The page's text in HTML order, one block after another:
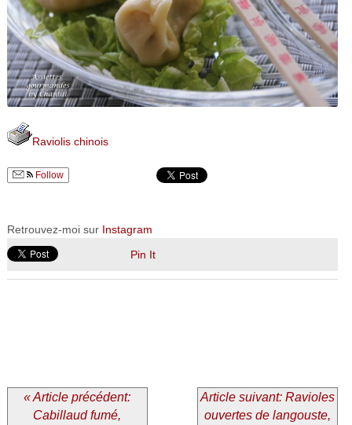
Raviolis chinois
Follow
Retrouvez-moi sur Instagram
Pin It
« Article précédent:
Cabillaud fumé,
Article suivant: Ravioles
ouvertes de langouste,